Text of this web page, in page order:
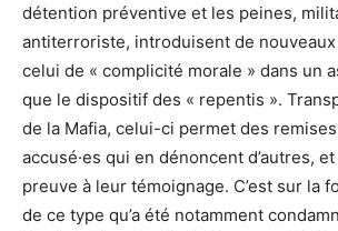
détention préventive et les peines,
antiterroriste, introduisent de
celui de « complicité morale » dans un
que le dispositif des « repentis ».
de la Mafia, celui-ci permet des
accusé·es qui en dénoncent d’autres,
preuve à leur témoignage. C’est sur la
de ce type qu’a été notamment